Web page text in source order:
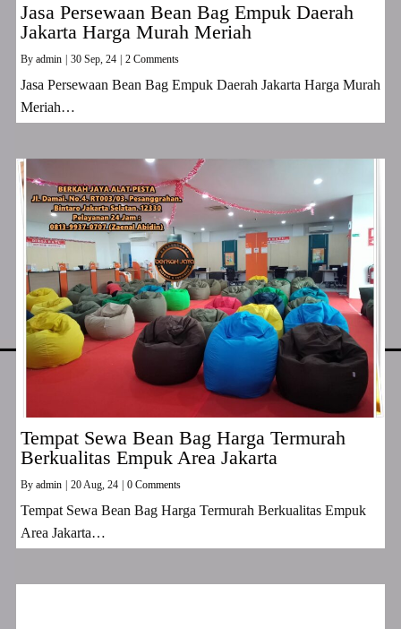
Jasa Persewaan Bean Bag Empuk Daerah
Jakarta Harga Murah Meriah
By admin 30 Sep, 24 2 Comments
Jasa Persewaan Bean Bag Empuk Daerah Jakarta Harga Murah
Meriah…
Tempat Sewa Bean Bag Harga Termurah
Berkualitas Empuk Area Jakarta
By admin | 20 Aug, 24 | 0 Comments
Tempat Sewa Bean Bag Harga Termurah Berkualitas Empuk
Area Jakarta…